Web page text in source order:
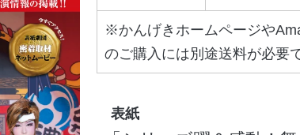
※かんげきホームページや
のご購入には別途送料が必要